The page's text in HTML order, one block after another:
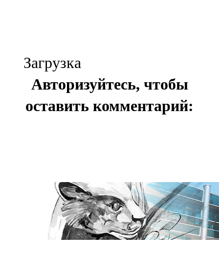
Загрузка
Авторизуйтесь, чтобы
оставить комментарий: